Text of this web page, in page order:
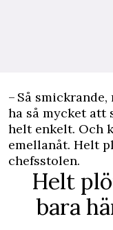
– Så
ha så mycket att
helt enkelt. Och
emellanåt. Helt
chefsstolen.
Helt
bara